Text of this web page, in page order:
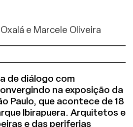
e Marcele Oliveira
de diálogo com
na exposição da
Paulo, que acontece de 18
Ibirapuera. Arquitetos e
e das periferias